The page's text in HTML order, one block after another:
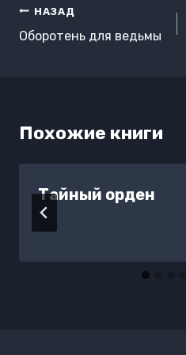
Навигация
по
НАЗАД
Оборотень для ведьмы
Похожие книги
Тайный орден